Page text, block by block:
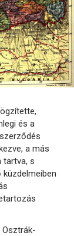
és a
a más
tartva, s